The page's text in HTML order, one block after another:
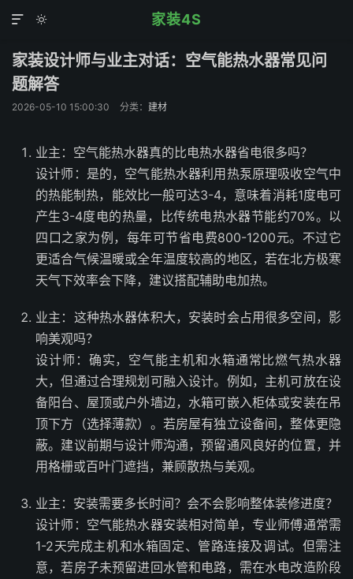
家装4S


家装设计师与业主对话：空气能热水器常见问
题解答
2026-05-10 15:00:30 分类： 建材
业主：空气能热水器真的比电热水器省电很多吗？
设计师：是的，空气能热水器利用热泵原理吸收空气中
的热能制热，能效比一般可达3-4，意味着消耗1度电可
产生3-4度电的热量，比传统电热水器节能约70%。以
四口之家为例，每年可节省电费800-1200元。不过它
更适合气候温暖或全年温度较高的地区，若在北方极寒
天气下效率会下降，建议搭配辅助电加热。
业主：这种热水器体积大，安装时会占用很多空间，影
响美观吗？
设计师：确实，空气能主机和水箱通常比燃气热水器
大，但通过合理规划可融入设计。例如，主机可放在设
备阳台、屋顶或户外墙边，水箱可嵌入柜体或安装在吊
顶下方（选择薄款）。若房屋有独立设备间，整体更隐
蔽。建议前期与设计师沟通，预留通风良好的位置，并
用格栅或百叶门遮挡，兼顾散热与美观。
业主：安装需要多长时间？会不会影响整体装修进度？
设计师：空气能热水器安装相对简单，专业师傅通常需
1-2天完成主机和水箱固定、管路连接及调试。但需注
意，若房子未预留进回水管和电路，需在水电改造阶段